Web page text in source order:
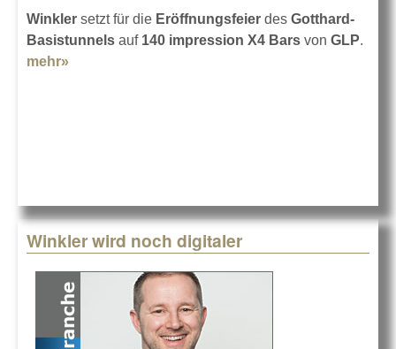
Winkler setzt für die Eröffnungsfeier des Gotthard-
Basistunnels auf 140 impression X4 Bars von GLP.
mehr»
Winkler wird noch digitaler